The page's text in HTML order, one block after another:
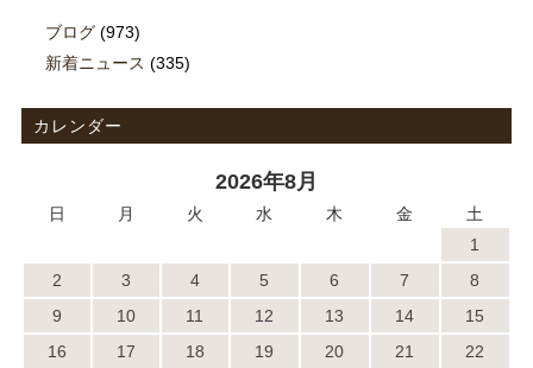
ブログ(973)
新着ニュース (335)
カレンダー
2026年8月
日 月 火 水 木 金
土
1
2
3 4 5 6 7
8
9
10 11 12 13 14
15
16
17 18 19 20 21
22